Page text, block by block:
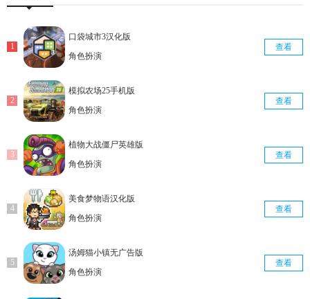
口袋城市3汉化版
角色扮演
查看
模拟农场25手机版
角色扮演
查看
植物大战僵尸英雄版
角色扮演
查看
美食梦物语汉化版
角色扮演
查看
汤姆猫小镇无广告版
角色扮演
查看